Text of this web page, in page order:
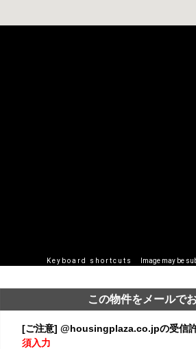
Keyboard shortcuts Image may be
この物件をメールで
[ご注意] @housingplaza.co.jpの受信許
須入力